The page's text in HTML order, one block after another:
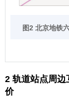
图2 北京地铁
2 轨道站点周
价